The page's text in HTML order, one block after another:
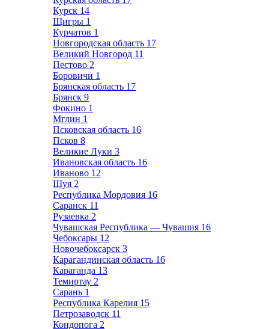
Курск 14
Щигры 1
Курчатов 1
Новгородская область 17
Великий Новгород 11
Пестово 2
Боровичи 1
Брянская область 17
Брянск 9
Фокино 1
Мглин 1
Псковская область 16
Псков 8
Великие Луки 3
Ивановская область 16
Иваново 12
Шуя 2
Республика Мордовия 16
Саранск 11
Рузаевка 2
Чувашская Республика — Чувашия 16
Чебоксары 12
Новочебоксарск 3
Карагандинская область 16
Караганда 13
Темиртау 2
Сарань 1
Республика Карелия 15
Петрозаводск 11
Кондопога 2